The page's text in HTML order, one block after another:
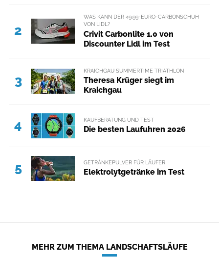
2
WAS KANN DER 49,99-EURO-CARBONSCHUH
VON LIDL?
Crivit Carbonlite 1.0 von
Discounter Lidl im Test
3
KRAICHGAU SUMMERTIME TRIATHLON
Theresa Krüger siegt im
Kraichgau
4 KAUFBERATUNG UND TEST
Die besten Laufuhren 2026
5 GETRÄNKEPULVER FÜR LÄUFER
Elektrolytgetränke im Test
MEHR ZUM THEMA LANDSCHAFTSLÄUFE